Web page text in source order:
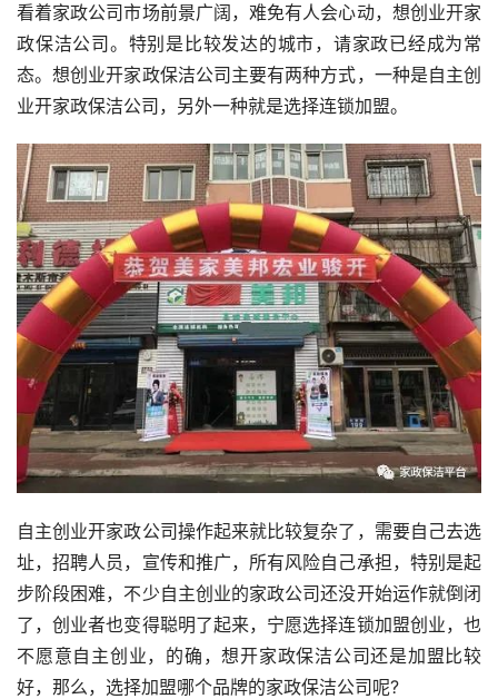
看着家政公司市场前景广阔，难免有人会心动，想创业开家
政保洁公司。特别是比较发达的城市，请家政已经成为常
态。想创业开家政保洁公司主要有两种方式，一种是自主创
业开家政保洁公司，另外一种就是选择连锁加盟。
自主创业开家政公司操作起来就比较复杂了，需要自己去选
址，招聘人员，宣传和推广，所有风险自己承担，特别是起
步阶段困难，不少自主创业的家政公司还没开始运作就倒闭
了，创业者也变得聪明了起来，宁愿选择连锁加盟创业，也
不愿意自主创业，的确，想开家政保洁公司还是加盟比较
好，那么，选择加盟哪个品牌的家政保洁公司呢?